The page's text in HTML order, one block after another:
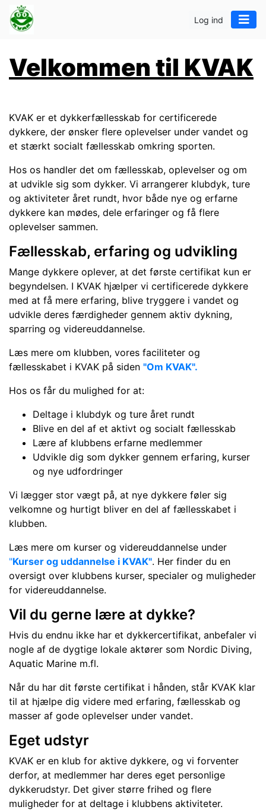
Log ind
Velkommen til KVAK
KVAK er et dykkerfællesskab for certificerede
dykkere, der ønsker flere oplevelser under vandet og
et stærkt socialt fællesskab omkring sporten.
Hos os handler det om fællesskab, oplevelser og om
at udvikle sig som dykker. Vi arrangerer klubdyk, ture
og aktiviteter året rundt, hvor både nye og erfarne
dykkere kan mødes, dele erfaringer og få flere
oplevelser sammen.
Fællesskab, erfaring og udvikling
Mange dykkere oplever, at det første certifikat kun er
begyndelsen. I KVAK hjælper vi certificerede dykkere
med at få mere erfaring, blive tryggere i vandet og
udvikle deres færdigheder gennem aktiv dykning,
sparring og videreuddannelse.
Læs mere om klubben, vores faciliteter og
fællesskabet i KVAK på siden "Om KVAK".
Hos os får du mulighed for at:
Deltage i klubdyk og ture året rundt
Blive en del af et aktivt og socialt fællesskab
Lære af klubbens erfarne medlemmer
Udvikle dig som dykker gennem erfaring, kurser
og nye udfordringer
Vi lægger stor vægt på, at nye dykkere føler sig
velkomne og hurtigt bliver en del af fællesskabet i
klubben.
Læs mere om kurser og videreuddannelse under
"Kurser og uddannelse i KVAK". Her finder du en
oversigt over klubbens kurser, specialer og muligheder
for videreuddannelse.
Vil du gerne lære at dykke?
Hvis du endnu ikke har et dykkercertifikat, anbefaler vi
nogle af de dygtige lokale aktører som Nordic Diving,
Aquatic Marine m.fl.
Når du har dit første certifikat i hånden, står KVAK klar
til at hjælpe dig videre med erfaring, fællesskab og
masser af gode oplevelser under vandet.
Eget udstyr
KVAK er en klub for aktive dykkere, og vi forventer
derfor, at medlemmer har deres eget personlige
dykkerudstyr. Det giver større frihed og flere
muligheder for at deltage i klubbens aktiviteter.